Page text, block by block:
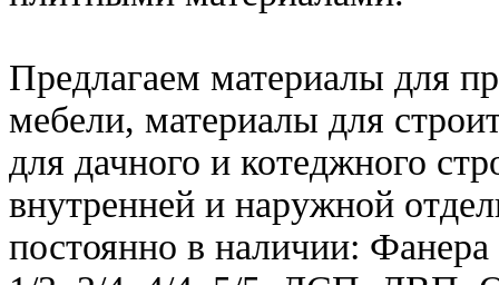
Предлагаем материалы для
мебели, материалы для
для дачного и котеджного
внутренней и наружной
постоянно в наличии: